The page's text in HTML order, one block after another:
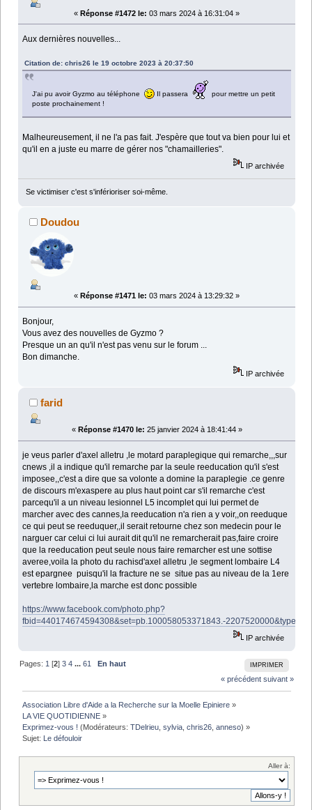
« Réponse #1472 le: 03 mars 2024 à 16:31:04 »
Aux dernières nouvelles...
Citation de: chris26 le 19 octobre 2023 à 20:37:50
J'ai pu avoir Gyzmo au téléphone Il passera
pour mettre un petit
poste prochainement !
Malheureusement, il ne l'a pas fait. J'espère que tout va bien pour lui et
qu'il en a juste eu marre de gérer nos "chamailleries".
IP archivée
Se victimiser c'est s'inférioriser soi-même.
Doudou
« Réponse #1471 le: 03 mars 2024 à 13:29:32 »
Bonjour,
Vous avez des nouvelles de Gyzmo ?
Presque un an qu'il n'est pas venu sur le forum ...
Bon dimanche.
IP archivée
farid
« Réponse #1470 le: 25 janvier 2024 à 18:41:44 »
je veus parler d'axel alletru ,le motard paraplegique qui remarche,,,sur
cnews ,il a indique qu'il remarche par la seule reeducation qu'il s'est
imposee,,c'est a dire que sa volonte a domine la paraplegie .ce genre
de discours m'exaspere au plus haut point car s'il remarche c'est
parcequ'il a un niveau lesionnel L5 incomplet qui lui permet de
marcher avec des cannes,la reeducation n'a rien a y voir,,on reeduque
ce qui peut se reeduquer,,il serait retourne chez son medecin pour le
narguer car celui ci lui aurait dit qu'il ne remarcherait pas,faire croire
que la reeducation peut seule nous faire remarcher est une sottise
averee,voila la photo du rachisd'axel alletru ,le segment lombaire L4
est epargnee puisqu'il la fracture ne se situe pas au niveau de la 1ere
vertebre lombaire,la marche est donc possible
https://www.facebook.com/photo.php?
fbid=440174674594308&set=pb.100058053371843.-2207520000&type=3
IP archivée
IMPRIMER
Pages:1 [2]3 4 ...61
En haut
« précédent suivant »
Association Libre d'Aide a la Recherche sur la Moelle Epiniere »
LA VIE QUOTIDIENNE »
Exprimez-vous ! (Modérateurs:TDelrieu,sylvia,chris26,anneso) »
Sujet: Le défouloir
Aller à: